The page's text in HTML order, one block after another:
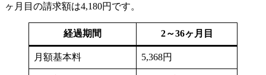
ヶ月目の請求額は4,180円 です。
経過期間 2～36ヶ月目
月額基本料 5,368円